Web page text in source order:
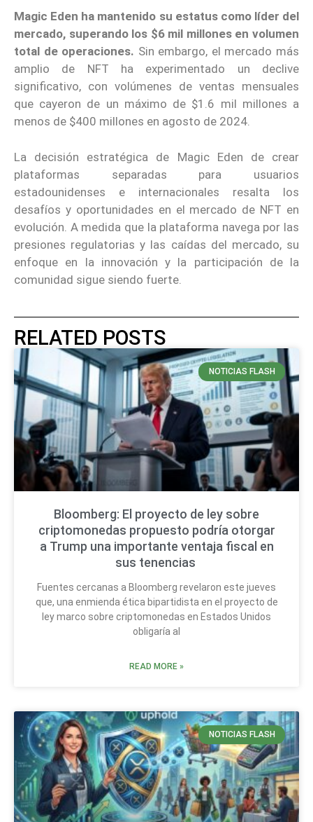
Magic Eden ha mantenido su estatus como líder del
mercado, superando los $6 mil millones en volumen
total de operaciones. Sin embargo, el mercado más
amplio de NFT ha experimentado un declive
significativo, con volúmenes de ventas mensuales
que cayeron de un máximo de $1.6 mil millones a
menos de $400 millones en agosto de 2024.
La decisión estratégica de Magic Eden de crear
plataformas separadas para usuarios
estadounidenses e internacionales resalta los
desafíos y oportunidades en el mercado de NFT en
evolución. A medida que la plataforma navega por las
presiones regulatorias y las caídas del mercado, su
enfoque en la innovación y la participación de la
comunidad sigue siendo fuerte.
RELATED POSTS
NOTICIAS FLASH
Bloomberg: El proyecto de ley sobre
criptomonedas propuesto podría otorgar
a Trump una importante ventaja fiscal en
sus tenencias
Fuentes cercanas a Bloomberg revelaron este jueves
que, una enmienda ética bipartidista en el proyecto de
ley marco sobre criptomonedas en Estados Unidos
obligaría al
READ MORE »
NOTICIAS FLASH